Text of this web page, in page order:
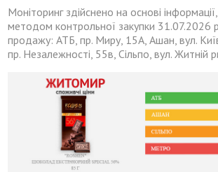
Моніторинг здійснено на основі
методом контрольної закупки 31.07.2026
продажу: АТБ, пр. Миру, 15А, Ашан, вул.
пр. Незалежності, 55в, Сільпо, вул. Житній